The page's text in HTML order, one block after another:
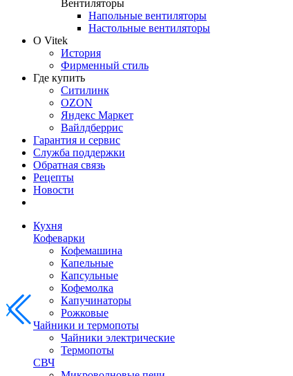
Вентиляторы
Напольные вентиляторы
Настольные вентиляторы
О Vitek
История
Фирменный стиль
Где купить
Ситилинк
OZON
Яндекс Маркет
Вайлдберрис
Гарантия и сервис
Служба поддержки
Обратная связь
Рецепты
Новости
Кухня
Кофеварки
Кофемашина
Капельные
Капсульные
Кофемолка
Капучинаторы
Рожковые
Чайники и термопоты
Чайники электрические
Термопоты
СВЧ